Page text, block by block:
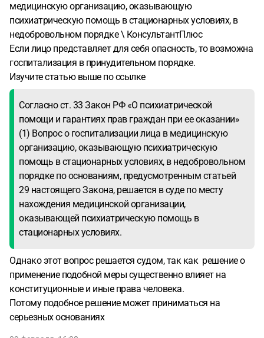
медицинскую организацию, оказывающую
психиатрическую помощь в стационарных условиях, в
недобровольном порядке \ КонсультантПлюс
Если лицо представляет для себя опасность, то возможна
госпитализация в принудительном порядке.
Изучите статью выше по ссылке
Согласно ст. 33 Закон РФ «О психиатрической
помощи и гарантиях прав граждан при ее оказании»
(1) Вопрос о госпитализации лица в медицинскую
организацию, оказывающую психиатрическую
помощь в стационарных условиях, в недобровольном
порядке по основаниям, предусмотренным статьей
29 настоящего Закона, решается в суде по месту
нахождения медицинской организации,
оказывающей психиатрическую помощь в
стационарных условиях.
Однако этот вопрос решается судом, так как решение о
применение подобной меры существенно влияет на
конституционные и иные права человека.
Потому подобное решение может приниматься на
серьезных основаниях